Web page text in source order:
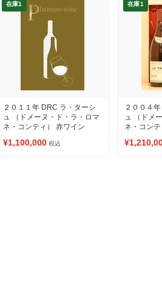
在庫1
２０１１年 DRC ラ・ターシ
ュ （ドメーヌ・ド・ラ・ロマ
ネ・コンティ） 赤ワイン
¥1,100,000 税込
在庫1
２００４
ュ （ドメ
ネ・コン